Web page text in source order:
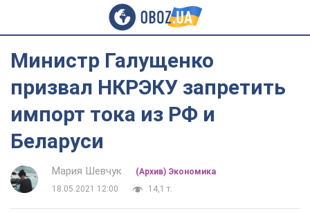
Министр Галущенко
призвал НКРЭКУ запретить
импорт тока из РФ и
Беларуси
Мария Шевчук
(Архив) Экономика
18.05.2021 12:00
14,1 т.